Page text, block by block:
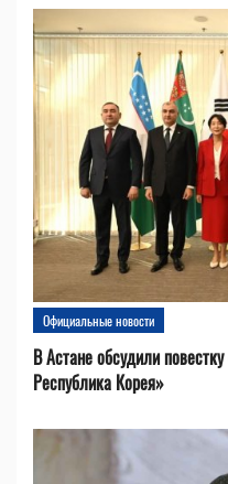
Официальные новости
В Астане обсудили
Республика Корея»